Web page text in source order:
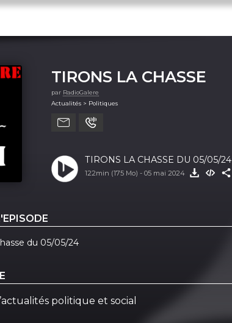
TIRONS LA CHASSE
par RadioGalere
Actualités > Politiques
TIRONS LA CHASSE DU 05/05/24
122min (175 Mo) - 05 mai 2024
du 05/05/24
politique et social